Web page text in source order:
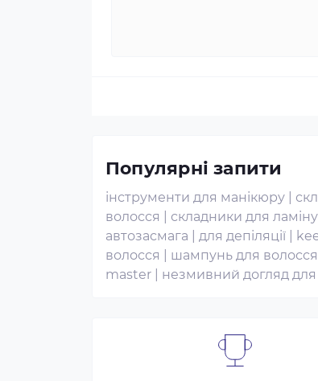
Популярні запити
інструменти для манікюру
волосся
складники для
автозасмага
для депіляції
волосся
шампунь для волосся
master
незмивний догляд для